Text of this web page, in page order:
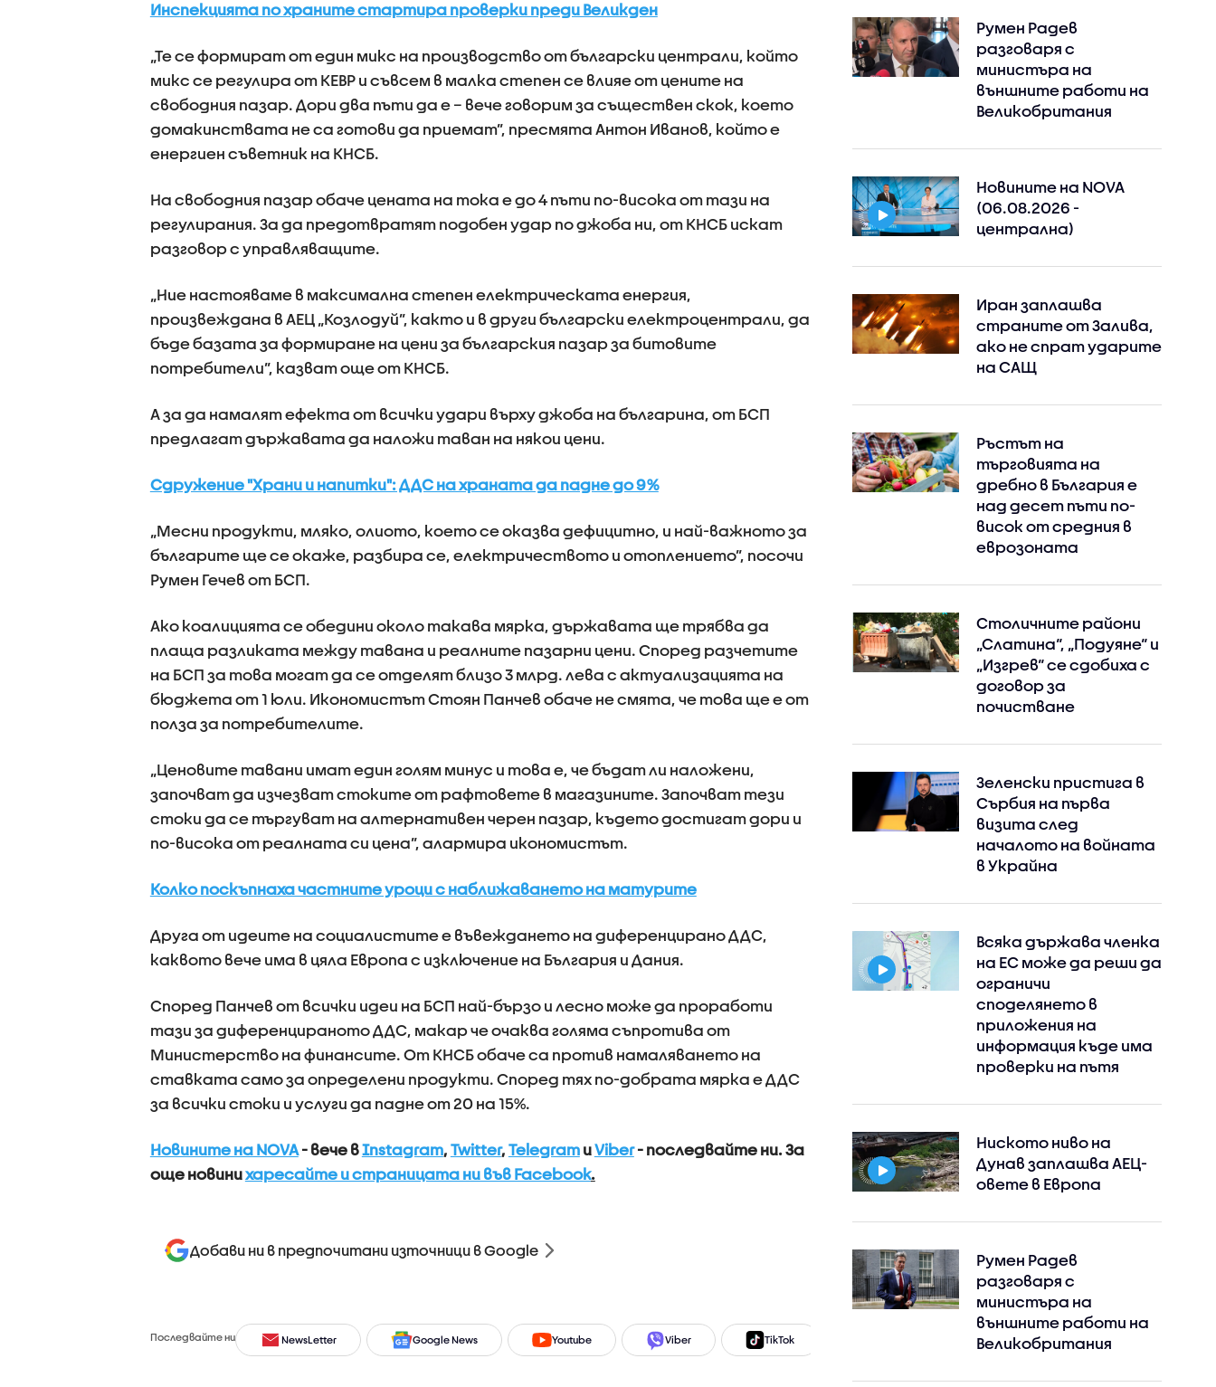
Инспекцията по храните стартира проверки преди Великден
„Те се формират от един микс на производство от български централи, който
микс се регулира от КЕВР и съвсем в малка степен се влияе от цените на
свободния пазар. Дори два пъти да е – вече говорим за съществен скок, което
домакинствата не са готови да приемат”, пресмята Антон Иванов, който е
енергиен съветник на КНСБ.
На свободния пазар обаче цената на тока е до 4 пъти по-висока от тази на
регулирания. За да предотвратят подобен удар по джоба ни, от КНСБ искат
разговор с управляващите.
„Ние настояваме в максимална степен електрическата енергия,
произвеждана в АЕЦ „Козлодуй”, както и в други български електроцентрали, да
бъде базата за формиране на цени за българския пазар за битовите
потребители”, казват още от КНСБ.
А за да намалят ефекта от всички удари върху джоба на българина, от БСП
предлагат държавата да наложи таван на някои цени.
Сдружение "Храни и напитки": ДДС на храната да падне до 9%
„Месни продукти, мляко, олиото, което се оказва дефицитно, и най-важното за
българите ще се окаже, разбира се, електричеството и отоплението”, посочи
Румен Гечев от БСП.
Ако коалицията се обедини около такава мярка, държавата ще трябва да
плаща разликата между тавана и реалните пазарни цени. Според разчетите
на БСП за това могат да се отделят близо 3 млрд. лева с актуализацията на
бюджета от 1 юли. Икономистът Стоян Панчев обаче не смята, че това ще е от
полза за потребителите.
„Ценовите тавани имат един голям минус и това е, че бъдат ли наложени,
започват да изчезват стоките от рафтовете в магазините. Започват тези
стоки да се търгуват на алтернативен черен пазар, където достигат дори и
по-висока от реалната си цена”, алармира икономистът.
Колко поскъпнаха частните уроци с наближаването на матурите
Друга от идеите на социалистите е въвеждането на диференцирано ДДС,
каквото вече има в цяла Европа с изключение на България и Дания.
Според Панчев от всички идеи на БСП най-бързо и лесно може да проработи
тази за диференцираното ДДС, макар че очаква голяма съпротива от
Министерство на финансите. От КНСБ обаче са против намаляването на
ставката само за определени продукти. Според тях по-добрата мярка е ДДС
за всички стоки и услуги да падне от 20 на 15%.
Новините на NOVA- вече вInstagram, Twitter, TelegramиViber- последвайте ни.За
още новинихаресайте и страницата ни във Facebook.
Добави ни в предпочитани източници в Google
Последвайте ни NewsLetter Google News Youtube Viber TikTok Facebook
Румен Радев
разговаря с
министъра на
външните работи на
Великобритания
Новините на NOVA
(06.08.2026 -
централна)
Иран заплашва
страните от Залива,
ако не спрат ударите
на САЩ
Ръстът на
търговията на
дребно в България е
над десет пъти по-
висок от средния в
еврозоната
Столичните райони
„Слатина“, „Подуяне“ и
„Изгрев“ се сдобиха с
договор за
почистване
Зеленски пристига в
Сърбия на първа
визита след
началото на войната
в Украйна
Всяка държава членка
на ЕС може да реши да
ограничи
споделянето в
приложения на
информация къде има
проверки на пътя
Ниското ниво на
Дунав заплашва АЕЦ-
овете в Европа
Румен Радев
разговаря с
министъра на
външните работи на
Великобритания